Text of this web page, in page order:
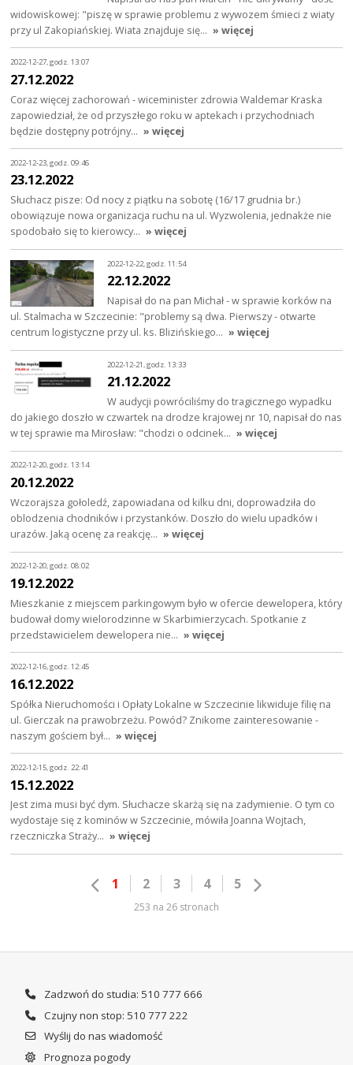
widowiskowej: "piszę w sprawie problemu z wywozem śmieci z wiaty
przy ul Zakopiańskiej. Wiata znajduje się… » więcej
2022-12-27, godz. 13:07
27.12.2022
Coraz więcej zachorowań - wiceminister zdrowia Waldemar Kraska
zapowiedział, że od przyszłego roku w aptekach i przychodniach
będzie dostępny potrójny… » więcej
2022-12-23, godz. 09:46
23.12.2022
Słuchacz pisze: Od nocy z piątku na sobotę (16/17 grudnia br.)
obowiązuje nowa organizacja ruchu na ul. Wyzwolenia, jednakże nie
spodobało się to kierowcy… » więcej
2022-12-22, godz. 11:54
22.12.2022
Napisał do na pan Michał - w sprawie korków na
ul. Stalmacha w Szczecinie: "problemy są dwa. Pierwszy - otwarte
centrum logistyczne przy ul. ks. Blizińskiego… » więcej
2022-12-21, godz. 13:33
21.12.2022
W audycji powróciliśmy do tragicznego wypadku
do jakiego doszło w czwartek na drodze krajowej nr 10, napisał do nas
w tej sprawie ma Mirosław: "chodzi o odcinek… » więcej
2022-12-20, godz. 13:14
20.12.2022
Wczorajsza gołoledź, zapowiadana od kilku dni, doprowadziła do
oblodzenia chodników i przystanków. Doszło do wielu upadków i
urazów. Jaką ocenę za reakcję… » więcej
2022-12-20, godz. 08:02
19.12.2022
Mieszkanie z miejscem parkingowym było w ofercie dewelopera, który
budował domy wielorodzinne w Skarbimierzycach. Spotkanie z
przedstawicielem dewelopera nie… » więcej
2022-12-16, godz. 12:45
16.12.2022
Spółka Nieruchomości i Opłaty Lokalne w Szczecinie likwiduje filię na
ul. Gierczak na prawobrzeżu. Powód? Znikome zainteresowanie -
naszym gościem był… » więcej
2022-12-15, godz. 22:41
15.12.2022
Jest zima musi być dym. Słuchacze skarżą się na zadymienie. O tym co
wydostaje się z kominów w Szczecinie, mówiła Joanna Wojtach,
rzeczniczka Straży… » więcej
1 2 3 4 5
253 na 26 stronach
Zadzwoń do studia: 510 777 666
Czujny non stop: 510 777 222
Wyślij do nas wiadomość
Prognoza pogody